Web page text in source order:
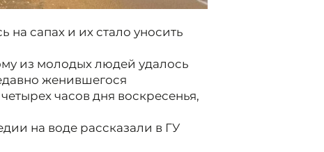
на сапах и их стало уносить
из молодых людей удалось
женившегося
часов дня воскресенья,
на воде рассказали в ГУ